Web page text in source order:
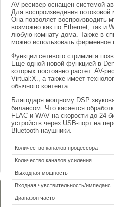
AV-ресивер оснащен системой
Для воспроизведения
Она позволяет воспроизводить
возможно как по Ethernet, так и
любую комнату дома. Также в
можно использовать фирменное
Функции сетевого стриминга
Еще одной новой функцией в
которых постоянно растет. AV-
Virtual:X., а также имеет
обычного контента.
Благодаря мощному DSP
балансом. Что касается
FLAC и WAV на скорости до 24
устройств через USB-порт на
Bluetooth-наушники.
Количество каналов процессора
Количество каналов усиления
Выходная мощность
Входная чувствительность/импеданс
Диапазон частот